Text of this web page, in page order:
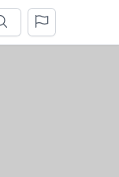
Zoek in dit webarchief